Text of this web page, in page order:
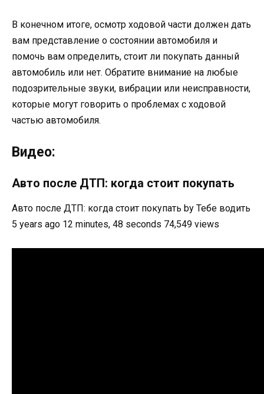
В конечном итоге, осмотр ходовой части должен дать
вам представление о состоянии автомобиля и
помочь вам определить, стоит ли покупать данный
автомобиль или нет. Обратите внимание на любые
подозрительные звуки, вибрации или неисправности,
которые могут говорить о проблемах с ходовой
частью автомобиля.
Видео:
Авто после ДТП: когда стоит покупать
Авто после ДТП: когда стоит покупать by Тебе водить
5 years ago 12 minutes, 48 seconds 74,549 views